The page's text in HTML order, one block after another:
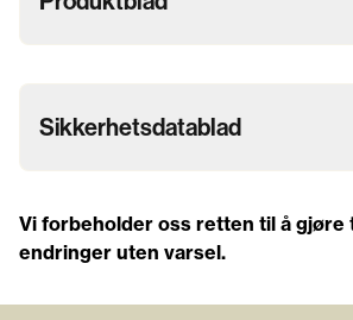
Sikkerhetsdatablad
Vi forbeholder oss retten til å gjøre
endringer uten varsel.